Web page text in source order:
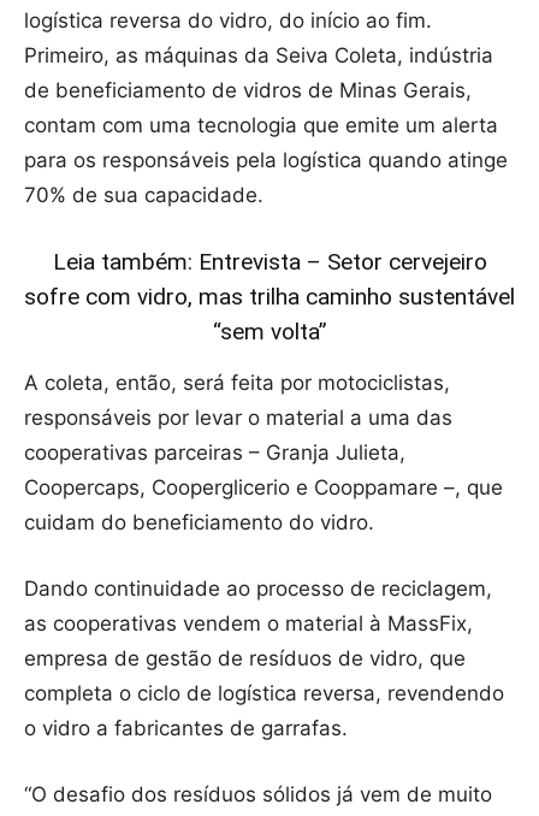
logística reversa do vidro, do início ao fim.
Primeiro, as máquinas da Seiva Coleta, indústria
de beneficiamento de vidros de Minas Gerais,
contam com uma tecnologia que emite um alerta
para os responsáveis pela logística quando atinge
70% de sua capacidade.
Leia também: Entrevista – Setor cervejeiro
sofre com vidro, mas trilha caminho sustentável
“sem volta”
A coleta, então, será feita por motociclistas,
responsáveis por levar o material a uma das
cooperativas parceiras – Granja Julieta,
Coopercaps, Cooperglicerio e Cooppamare –, que
cuidam do beneficiamento do vidro.
Dando continuidade ao processo de reciclagem,
as cooperativas vendem o material à MassFix,
empresa de gestão de resíduos de vidro, que
completa o ciclo de logística reversa, revendendo
o vidro a fabricantes de garrafas.
“O desafio dos resíduos sólidos já vem de muito